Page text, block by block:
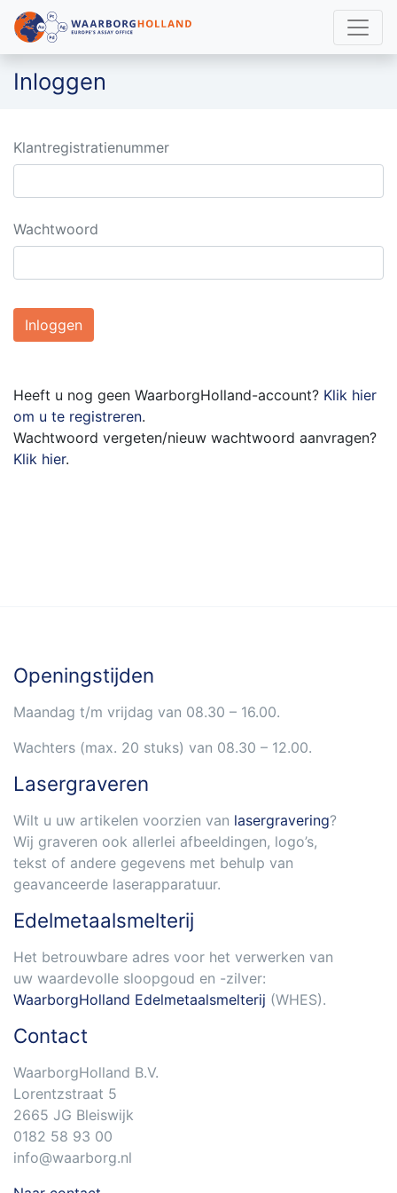
Inloggen
Klantregistratienummer
Wachtwoord
Inloggen
Heeft u nog geen WaarborgHolland-account? Klik hier
om u te registreren.
Wachtwoord vergeten/nieuw wachtwoord aanvragen?
Klik hier.
Openingstijden
Maandag t/m vrijdag van 08.30 – 16.00.
Wachters (max. 20 stuks) van 08.30 – 12.00.
Lasergraveren
Wilt u uw artikelen voorzien van lasergravering?
Wij graveren ook allerlei afbeeldingen, logo’s,
tekst of andere gegevens met behulp van
geavanceerde laserapparatuur.
Edelmetaalsmelterij
Het betrouwbare adres voor het verwerken van
uw waardevolle sloopgoud en -zilver:
WaarborgHolland Edelmetaalsmelterij (WHES).
Contact
WaarborgHolland B.V.
Lorentzstraat 5
2665 JG Bleiswijk
0182 58 93 00
info@waarborg.nl